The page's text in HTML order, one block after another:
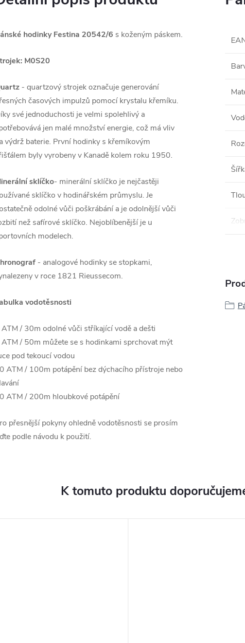
hodinky Festina 20542/6 s koženým páskem.
M0S20
- quartzový strojek označuje generování
časových impulzů pomocí krystalu křemíku.
své jednoduchosti je velmi spolehlivý a
jen malé množství energie, což má vliv
výdrž baterie. První hodinky s křemíkovým
byly vyrobeny v Kanadě kolem roku 1950.
sklíčko- minerální sklíčko je nejčastěji
sklíčko v hodinářském průmyslu. Je
odolné vůči poškrábání a je odolnější vůči
než safírové sklíčko. Nejoblíbenější je u
modelech.
- analogové hodinky se stopkami,
v roce 1821 Rieussecom.
vodotěsnosti
/ 30m odolné vůči stříkající vodě a dešti
/ 50m můžete se s hodinkami sprchovat mýt
pod tekoucí vodou
ATM / 100m potápění bez dýchacího přístroje nebo
ATM / 200m hloubkové potápění
přesnější pokyny ohledně vodotěsnosti se prosím
podle návodu k použití.
K tomuto produktu